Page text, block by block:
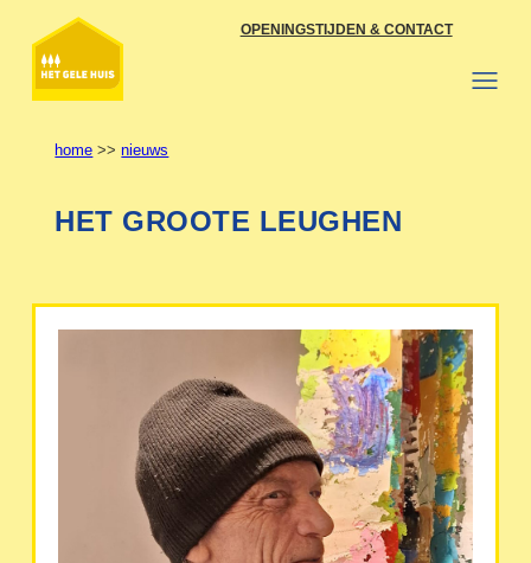
naar
inhoud
OPENINGSTIJDEN & CONTACT
home >>nieuws
HET GROOTE LEUGHEN